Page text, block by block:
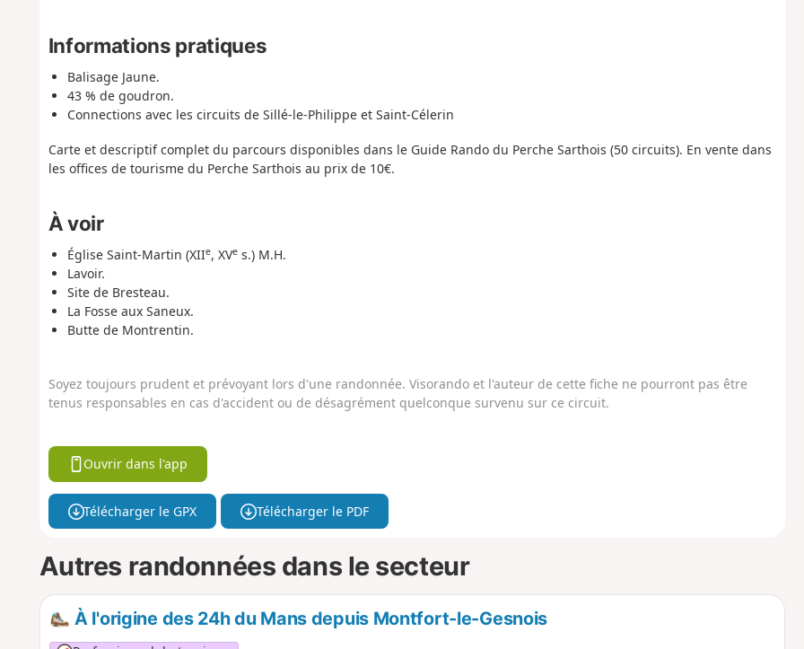
Informations pratiques
Balisage Jaune.
43 % de goudron.
Connections avec les circuits de Sillé-le-Philippe et Saint-Célerin
Carte et descriptif complet du parcours disponibles dans le Guide Rando du Perche Sarthois (50 circuits). En vente dans
les offices de tourisme du Perche Sarthois au prix de 10€.
À voir
Église Saint-Martin (XIIe, XVes.) M.H.
Lavoir.
Site de Bresteau.
La Fosse aux Saneux.
Butte de Montrentin.
Soyez toujours prudent et prévoyant lors d'une randonnée. Visorando et l'auteur de cette fiche ne pourront pas être
tenus responsables en cas d'accident ou de désagrément quelconque survenu sur ce circuit.
Ouvrir dans l'app
Télécharger le GPX Télécharger le PDF
Autres randonnées dans le secteur
À l'origine des 24h du Mans depuis Montfort-le-Gesnois